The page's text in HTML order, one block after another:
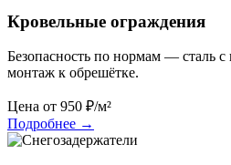
Кровельные ограждения
Безопасность по нормам — сталь
монтаж к обрешётке.
Цена от 950 ₽/м²
Подробнее →